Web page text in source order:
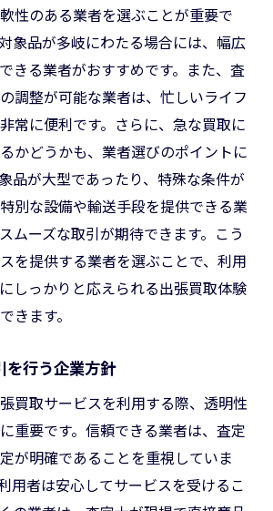
性のある業者を選ぶことが重要で
象品が多岐にわたる場合には、幅広
きる業者がおすすめです。また、査
調整が可能な業者は、忙しいライフ
常に便利です。さらに、急な買取に
かどうかも、業者選びのポイントに
品が大型であったり、特殊な条件が
別な設備や輸送手段を提供できる業
ムーズな取引が期待できます。こう
を提供する業者を選ぶことで、利用
しっかりと応えられる出張買取体験
きます。
を行う企業方針
買取サービスを利用する際、透明性
重要です。信頼できる業者は、査定
が明確であることを重視していま
用者は安心してサービスを受けるこ